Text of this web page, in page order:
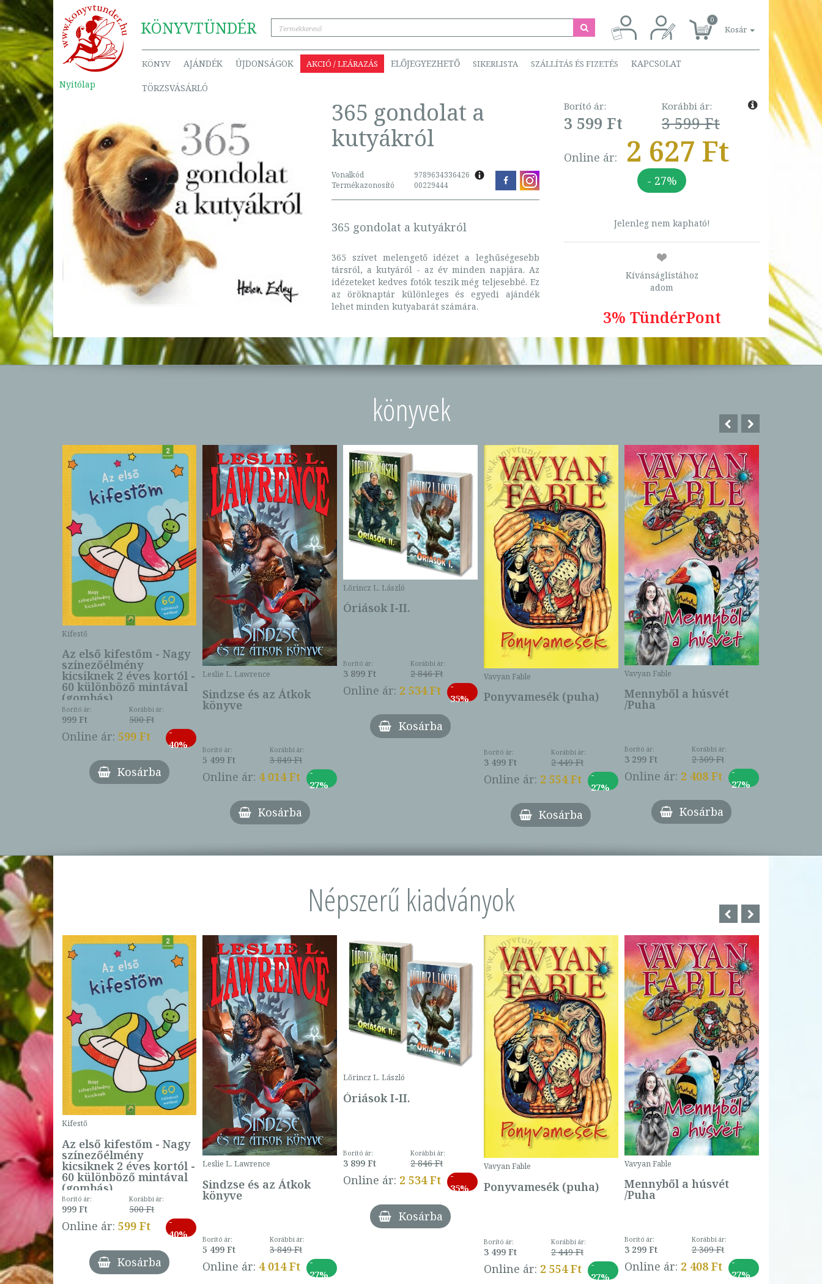
KÖNYVTÜNDÉR 0
Kosár
KÖNYV AJÁNDÉK ÚJDONSÁGOK AKCIÓ / LEÁRAZÁS ELŐJEGYEZHETŐ SIKERLISTA SZÁLLÍTÁS ÉS FIZETÉS KAPCSOLAT
TÖRZSVÁSÁRLÓ
Nyitólap
365 gondolat a
kutyákról
Vonalkód
9789634336426
Termékazonosító
00229444
365 gondolat a kutyákról
365 szívet melengető idézet a leghűségesebb
társról, a kutyáról - az év minden napjára. Az
idézeteket kedves fotók teszik még teljesebbé. Ez
az öröknaptár különleges és egyedi ajándék
lehet minden kutyabarát számára.
Borító ár:
3 599 Ft
Korábbi ár:
3 599 Ft
Online ár: 2 627 Ft
- 27%
Jelenleg nem kapható!
Kívánságlistához
adom
3% TündérPont
könyvek
Kifestő
Az első kifestőm - Nagy
színezőélmény
kicsiknek 2 éves kortól -
60 különböző mintával
(gombás)
Borító ár:
999 Ft
Korábbi ár:
500 Ft
Online ár: 599 Ft
-
40%
Kosárba
Leslie L. Lawrence
Sindzse és az Átkok
könyve
Borító ár:
5 499 Ft
Korábbi ár:
3 849 Ft
Online ár: 4 014 Ft
-
27%
Kosárba
Lőrincz L. László
Óriások I-II.
Borító ár:
3 899 Ft
Korábbi ár:
2 846 Ft
Online ár: 2 534 Ft
-
35%
Kosárba
Vavyan Fable
Ponyvamesék (puha)
Borító ár:
3 499 Ft
Korábbi ár:
2 449 Ft
Online ár: 2 554 Ft
-
27%
Kosárba
Vavyan Fable
Mennyből a húsvét
/Puha
Borító ár:
3 299 Ft
Korábbi ár:
2 309 Ft
Online ár: 2 408 Ft
-
27%
Kosárba
Népszerű kiadványok
-
Ft
27%
Kifestő
Az első kifestőm - Nagy
színezőélmény
kicsiknek 2 éves kortól -
60 különböző mintával
(gombás)
Borító ár:
999 Ft
Korábbi ár:
500 Ft
Online ár: 599 Ft
-
40%
Kosárba
Leslie L. Lawrence
Sindzse és az Átkok
könyve
Borító ár:
5 499 Ft
Korábbi ár:
3 849 Ft
Online ár: 4 014 Ft
-
27%
Lőrincz L. László
Óriások I-II.
Borító ár:
3 899 Ft
Korábbi ár:
2 846 Ft
Online ár: 2 534 Ft
-
35%
Kosárba
Vavyan Fable
Ponyvamesék (puha)
Borító ár:
3 499 Ft
Korábbi ár:
2 449 Ft
Online ár: 2 554 Ft
-
27%
Vavyan Fable
Mennyből a húsvét
/Puha
Borító ár:
3 299 Ft
Korábbi ár:
2 309 Ft
Online ár: 2 408 Ft
-
27%